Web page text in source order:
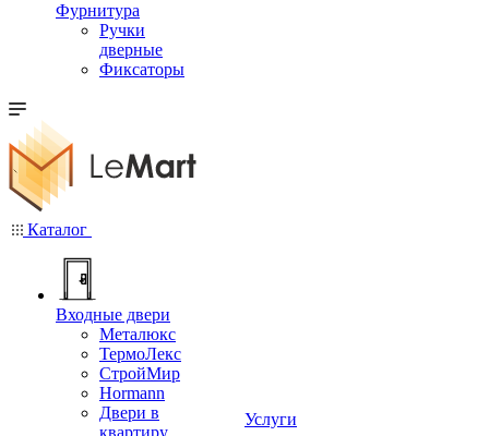
Фурнитура
Ручки
дверные
Фиксаторы
Каталог
Входные двери
Металюкс
ТермоЛекс
СтройМир
Hormann
Двери в
квартиру
Услуги